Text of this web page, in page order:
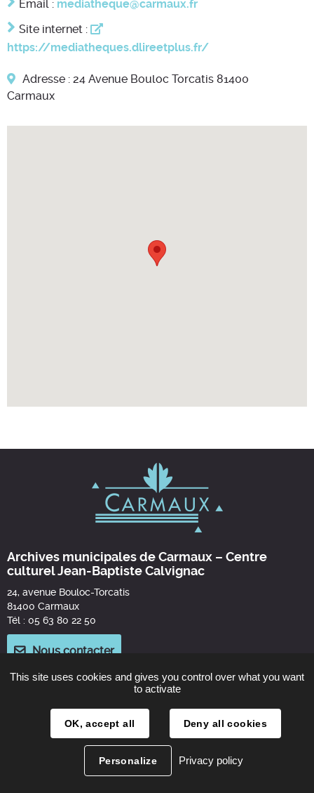
Email : mediatheque@carmaux.fr
Site internet :
https://mediatheques.dlireetplus.fr/
Adresse : 24 Avenue Bouloc Torcatis 81400
Carmaux
Archives municipales de Carmaux – Centre
culturel Jean-Baptiste Calvignac
24, avenue Bouloc-Torcatis
81400 Carmaux
Tél : 05 63 80 22 50
Nous contacter
Mardi et jeudi de 14h à 17h30
ou sur rendez-vous
Fermeture annuelle en août
This site uses cookies and gives you control over what you want
to activate
OK, accept all Deny all cookies
Personalize Privacy policy